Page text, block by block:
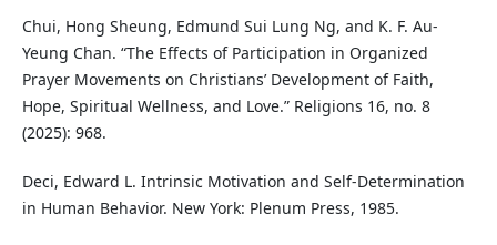
Chui, Hong Sheung, Edmund Sui Lung Ng, and K. F. Au-
Yeung Chan. “The Effects of Participation in Organized
Prayer Movements on Christians’ Development of Faith,
Hope, Spiritual Wellness, and Love.” Religions 16, no. 8
(2025): 968.
Deci, Edward L. Intrinsic Motivation and Self-Determination
in Human Behavior. New York: Plenum Press, 1985.